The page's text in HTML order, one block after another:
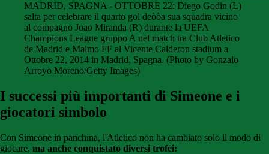
MADRID, SPAGNA - OTTOBRE 22: Diego Godin (L)
salta per celebrare il quarto gol deòòa sua squadra vicino
al compagno Joao Miranda (R) durante la UEFA
Champions League gruppo A nel match tra Club Atletico
de Madrid e Malmo FF al Vicente Calderon stadium a
Ottobre 22, 2014 in Madrid, Spagna. (Photo by Gonzalo
Arroyo Moreno/Getty Images)
I successi più importanti di Simeone e i
giocatori simbolo
Con Simeone in panchina, l'Atletico non ha cambiato solo il modo di
giocare, ma anche conquistato diversi trofei: